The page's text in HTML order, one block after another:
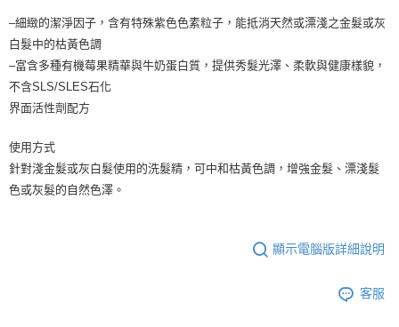
【注意事項】
1.本服務係由「台灣大哥大股份有限公司」（以下簡稱本公司）所提供，讓
用戶於交易時，得透過本服務購買商品或服務，並由商店將買賣／分期付款
買賣價金債權讓與本公司後，依約使用本公司帳單繳交帳款。
2.基於同意付款使用「大哥付你分期」之契約關係目的，商店將以您的個人
資料（包含姓名、電話或地址）提供予台灣大哥大進項蒐集、處理及利用，
由本公司與您本人進行分期帳單所需資料之確認、核對及更正。
付款後7-11取貨
每筆NT$65，滿NT$1,699(含以上)免運費
宅配
每筆NT$80，滿NT$1,699(含以上)免運費
宅配-離島
每筆NT$100
–細緻的潔淨因子，含有特殊紫色色素粒子，能抵消天然或漂淺之金髮或灰
白髮中的枯黃色調
–富含多種有機莓果精華與牛奶蛋白質，提供秀髮光澤、柔軟與健康樣貌，
不含SLS/SLES石化
界面活性劑配方
使用方式
針對淺金髮或灰白髮使用的洗髮精，可中和枯黃色調，增強金髮、漂淺髮
色或灰髮的自然色澤。
顯示電腦版詳細說明
客服